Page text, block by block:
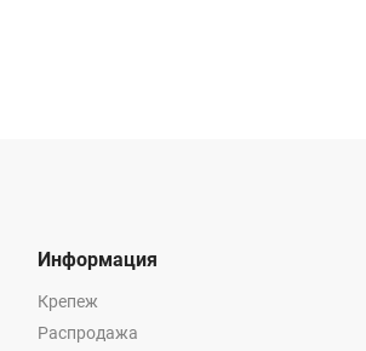
Информация
Крепеж
Распродажа